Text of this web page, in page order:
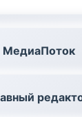
МедиаПоток